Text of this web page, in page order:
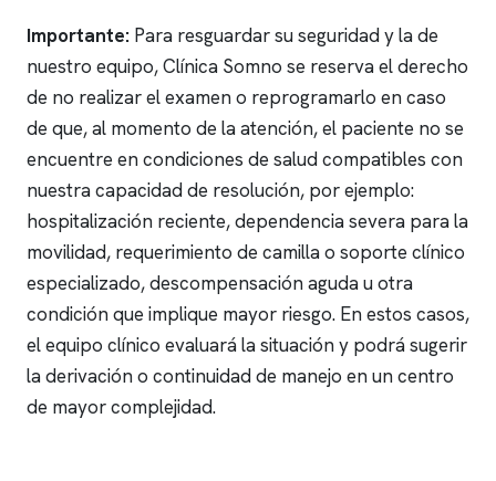
Importante: Para resguardar su seguridad y la de
nuestro equipo, Clínica Somno se reserva el derecho
de no realizar el examen o reprogramarlo en caso
de que, al momento de la atención, el paciente no se
encuentre en condiciones de salud compatibles con
nuestra capacidad de resolución, por ejemplo:
hospitalización reciente, dependencia severa para la
movilidad, requerimiento de camilla o soporte clínico
especializado, descompensación aguda u otra
condición que implique mayor riesgo. En estos casos,
el equipo clínico evaluará la situación y podrá sugerir
la derivación o continuidad de manejo en un centro
de mayor complejidad.